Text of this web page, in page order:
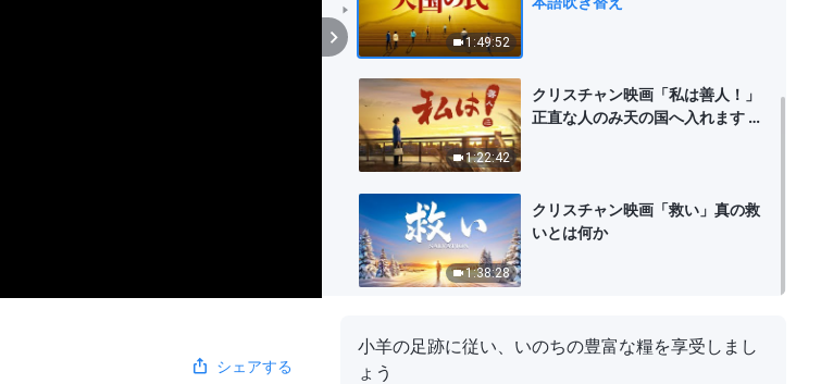
1:49:52
1:22:42
クリスチャン映画「私は善人！」
正直な人のみ天の国へ入れます 完
1:38:28
クリスチャン映画「救い」真の救
いとは何か
シェアする
小羊の足跡に従い、いのちの豊富な糧を享受しまし
ょう